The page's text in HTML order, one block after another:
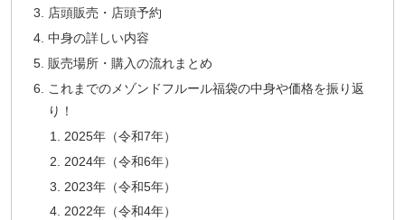
店頭販売・店頭予約
中身の詳しい内容
販売場所・購入の流れまとめ
これまでのメゾンドフルール福袋の中身や価格を振り返
り！
2025年（令和7年）
2024年（令和6年）
2023年（令和5年）
2022年（令和4年）